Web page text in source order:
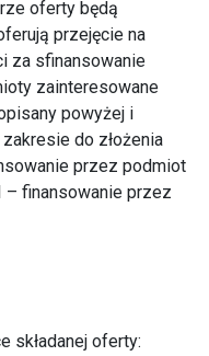
oferty będą
przejęcie na
za sfinansowanie
zainteresowane
powyżej i
do złożenia
przez podmiot
– finansowanie przez
składanej oferty: